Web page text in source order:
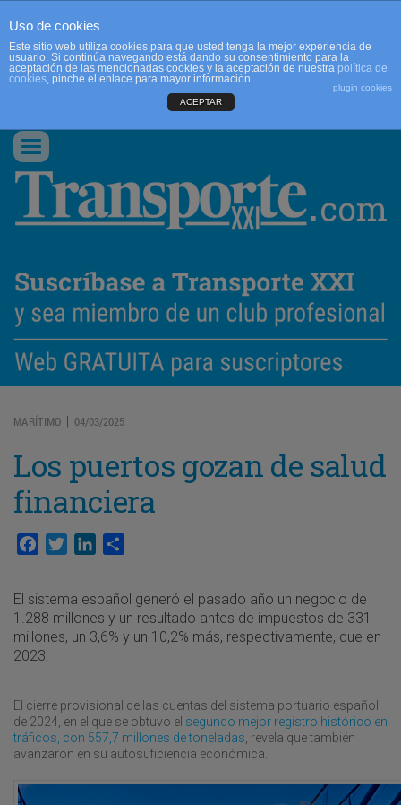
CONTACTO
Conmutar
navegación
MARÍTIMO | 04/03/2025
Los puertos gozan de salud
financiera
Facebook
TwitterLinkedIn
El sistema español generó el pasado año un negocio de
1.288 millones y un resultado antes de impuestos de 331
millones, un 3,6% y un 10,2% más, respectivamente, que en
2023.
El cierre provisional de las cuentas del sistema portuario español
de 2024, en el que se obtuvo el segundo mejor registro histórico en
tráficos, con 557,7 millones de toneladas , revela que también
avanzaron en su autosuficiencia económica.
Uso de cookies
Este sitio web utiliza cookies para que usted tenga la mejor experiencia de
usuario. Si continúa navegando está dando su consentimiento para la
aceptación de las mencionadas cookies y la aceptación de nuestra política de
cookies, pinche el enlace para mayor información.
plugin cookies
ACEPTAR